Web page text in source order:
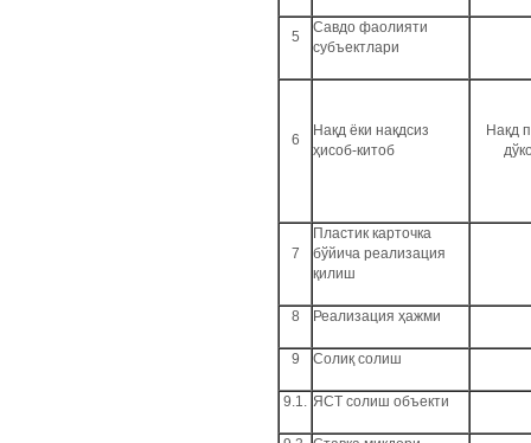
5
Савдо фаолияти
субъектлари
6
Нақд ёки нақдсиз
ҳисоб-китоб
Нақд
7
Пластик карточка
бўйича реализация
қилиш
8 Реализация ҳажми
9 Солиқ солиш
9.1. ЯСТ солиш объекти